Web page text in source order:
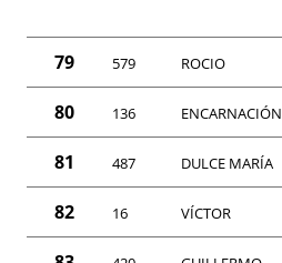
79 579 ROCIO
80 136 ENCARNACIÓN
81 487 DULCE MARÍA
82 16 VÍCTOR